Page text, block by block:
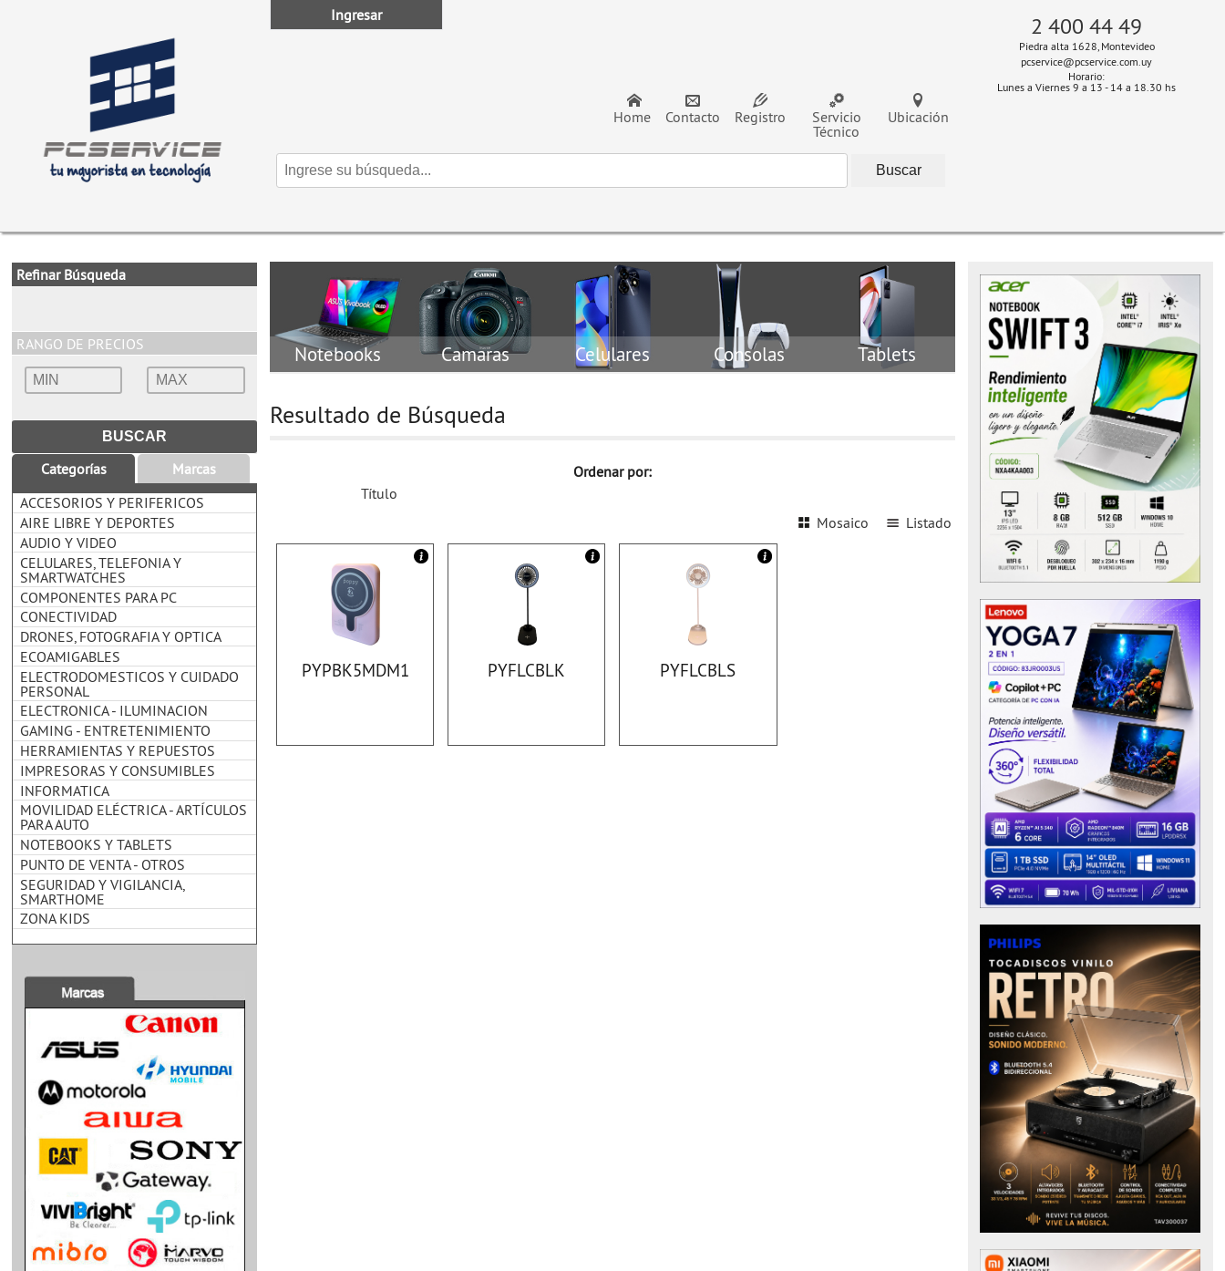
Ubicación
Servicio
Técnico
Registro
Contacto
Home
Ingresar 2 400 44 49
Piedra alta 1628, Montevideo
pcservice@pcservice.com.uy
Horario:
Lunes a Viernes 9 a 13 - 14 a 18.30 hs
Refinar Búsqueda
RANGO DE PRECIOS
Categorías
Marcas
ACCESORIOS Y PERIFERICOS
AIRE LIBRE Y DEPORTES
AUDIO Y VIDEO
CELULARES, TELEFONIA Y
SMARTWATCHES
COMPONENTES PARA PC
CONECTIVIDAD
DRONES, FOTOGRAFIA Y OPTICA
ECOAMIGABLES
ELECTRODOMESTICOS Y CUIDADO
PERSONAL
ELECTRONICA - ILUMINACION
GAMING - ENTRETENIMIENTO
HERRAMIENTAS Y REPUESTOS
IMPRESORAS Y CONSUMIBLES
INFORMATICA
MOVILIDAD ELÉCTRICA - ARTÍCULOS
PARA AUTO
NOTEBOOKS Y TABLETS
PUNTO DE VENTA - OTROS
SEGURIDAD Y VIGILANCIA,
SMARTHOME
ZONA KIDS
Notebooks Camaras Celulares Consolas Tablets
Resultado de Búsqueda
Ordenar por:
Título
Listado
Mosaico
PYPBK5MDM1 PYFLCBLK PYFLCBLS